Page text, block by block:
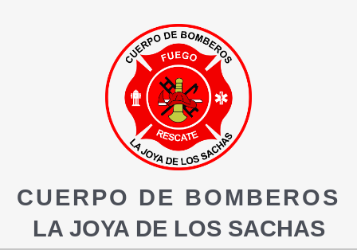
CUERPO DE BOMBEROS
LA JOYA DE LOS SACHAS